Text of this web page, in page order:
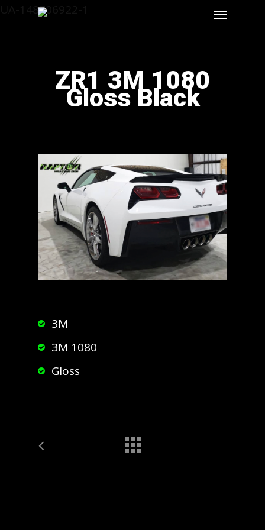
UA-148706922-1
ZR1 3M 1080
Gloss Black
3M
3M 1080
Gloss